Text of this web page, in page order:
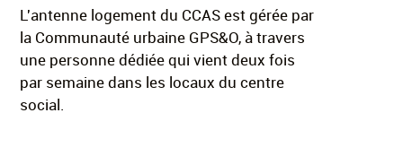
L'antenne logement du CCAS est gérée par
la Communauté urbaine GPS&O, à travers
une personne dédiée qui vient deux fois
par semaine dans les locaux du centre
social.